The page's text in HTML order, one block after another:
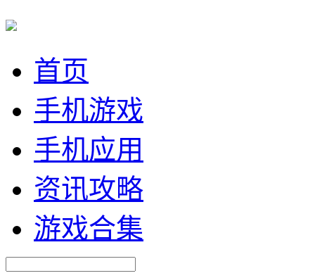
首页
手机游戏
手机应用
资讯攻略
游戏合集